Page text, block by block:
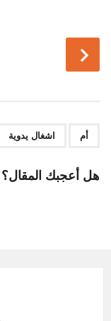
i
أم اشغال يدوية
هل أعجبك